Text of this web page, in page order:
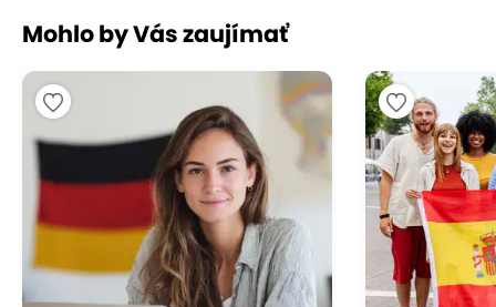
Časová flexibilita
Nedostatok času je jeden z hlavných dôvodov,
prečo ľudia prestanú chodiť na angličtinu. Ak však
budete využívať online platformu Cambridge
Academy, nemusíte sa trápiť, či sa na kurze
objavíte včas a ani sa nebudete musieť ničoho
Mohlo by Vás zaujímať